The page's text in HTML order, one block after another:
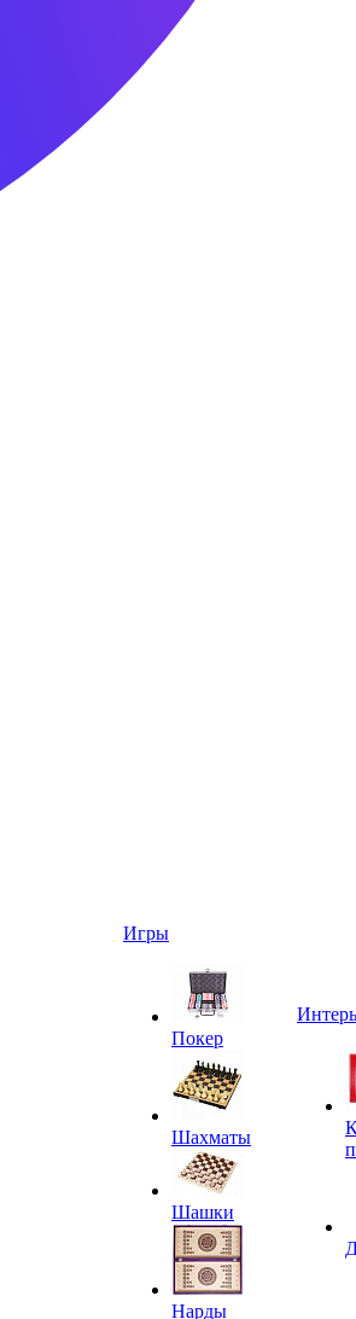
Игры
Покер
Шахматы
Шашки
Нарды